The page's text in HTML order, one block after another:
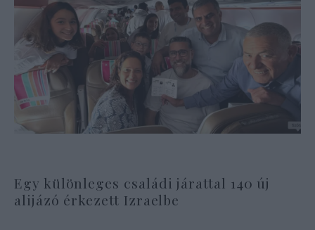
Egy különleges családi járattal 140 új
alijázó érkezett Izraelbe